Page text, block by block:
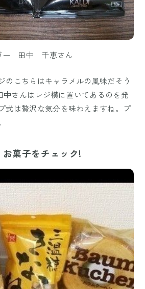
ー 田中 千恵さん
のこちらはキャラメルの風味だそう
中さんはレジ横に置いてあるのを発
式は贅沢な気分を味わえますね。プ
菓子をチェック!